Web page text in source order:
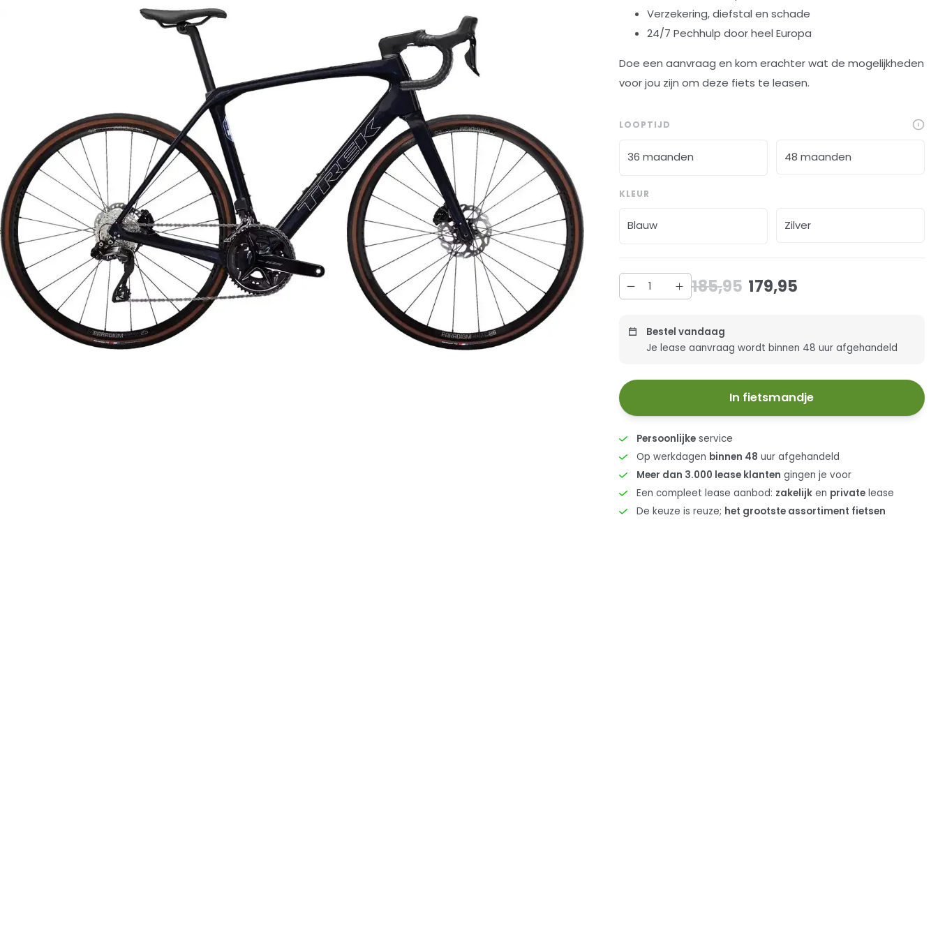
Verzekering, diefstal en schade
24/7 Pechhulp door heel Europa
Doe een aanvraag en kom erachter wat de mogelijkheden
voor jou zijn om deze fiets te leasen.
LOOPTIJD
36 maanden 48 maanden
KLEUR
Blauw Zilver
185,95 179,95
Bestel vandaag
Je lease aanvraag wordt binnen 48 uur afgehandeld
In fietsmandje
Persoonlijkeservice
Op werkdagen binnen 48 uur afgehandeld
Meer dan 3.000 lease klanten gingen je voor
Een compleet lease aanbod: zakelijken privatelease
De keuze is reuze; het grootste assortiment fietsen